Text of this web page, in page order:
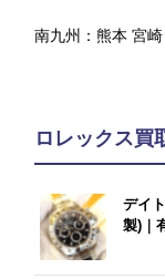
南九州：熊本 宮崎
ロレックス買
デイ
製)｜